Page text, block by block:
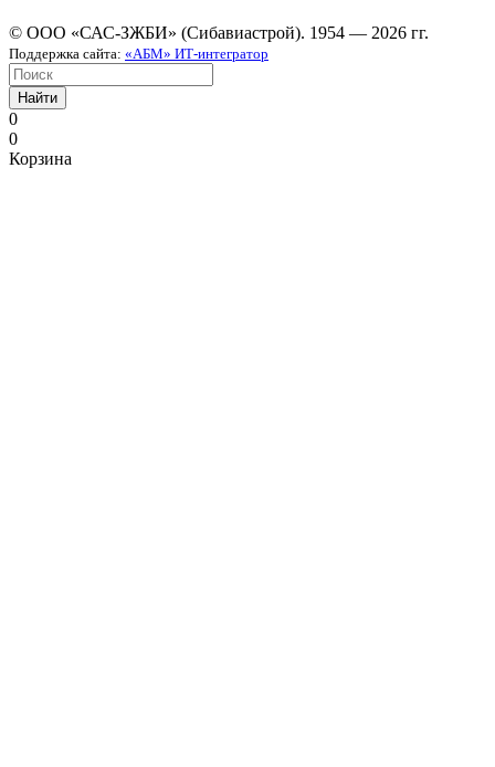
© ООО «САС-ЗЖБИ» (Сибавиастрой). 1954 — 2026 гг.
Поддержка сайта: «АБМ» ИТ-интегратор
Найти
0
0
Корзина